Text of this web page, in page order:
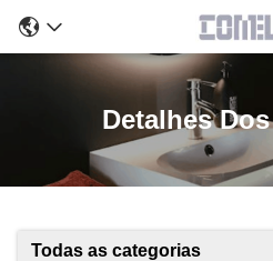
Detalhes
Todas as categorias